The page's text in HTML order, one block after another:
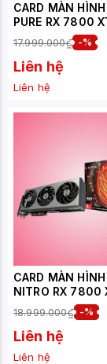
CARD MÀN HÌNH
PURE RX 7800
17.999.000₫ -%
Liên hệ
Liên hệ
CARD MÀN HÌNH
NITRO RX 7800
GAMING OC 16GB
18.999.000₫ -%
Liên hệ
Liên hệ